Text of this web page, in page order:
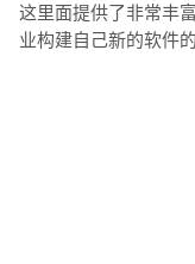
这里面提供了非常丰
业构建自己新的软件